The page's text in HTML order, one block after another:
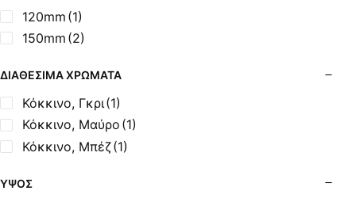
Σόμπες Πετρελαίου (Alfatherm)
Σόμπες Πετρελαίου (Asikis Super Alfa)
Σόμπες Πετρελαίου (Assos)
Σόμπες Πετρελαίου (ThermoSteel)
Σόμπες Πετρελαίου (ΟΒΕΛ)
Σόμπες Πετρελαίου Αερόθερμες (Agorastos)
Σόμπες Πετρελαίου Αερόθερμες Ρ (Thermiki)
120mm (1)
150mm (2)
ΔΙΑΘΈΣΙΜΑ ΧΡΏΜΑΤΑ
Κόκκινο, Γκρι(1)
Κόκκινο, Μαύρο (1)
Κόκκινο, Μπέζ(1)
ΎΨΟΣ